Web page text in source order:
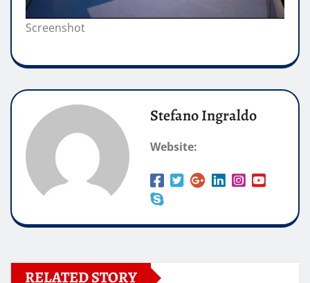
Screenshot
Stefano Ingraldo
Website:
RELATED STORY